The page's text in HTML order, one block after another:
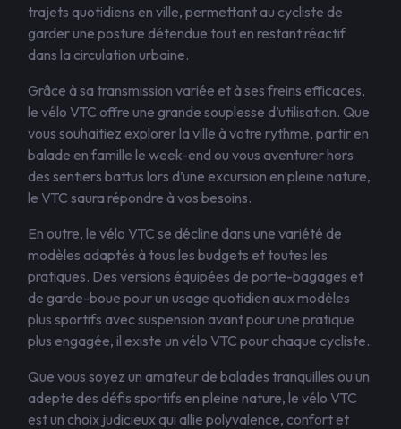
trajets quotidiens en ville, permettant au cycliste de
garder une posture détendue tout en restant réactif
dans la circulation urbaine.
Grâce à sa transmission variée et à ses freins efficaces,
le vélo VTC offre une grande souplesse d’utilisation. Que
vous souhaitiez explorer la ville à votre rythme, partir en
balade en famille le week-end ou vous aventurer hors
des sentiers battus lors d’une excursion en pleine nature,
le VTC saura répondre à vos besoins.
En outre, le vélo VTC se décline dans une variété de
modèles adaptés à tous les budgets et toutes les
pratiques. Des versions équipées de porte-bagages et
de garde-boue pour un usage quotidien aux modèles
plus sportifs avec suspension avant pour une pratique
plus engagée, il existe un vélo VTC pour chaque cycliste.
Que vous soyez un amateur de balades tranquilles ou un
adepte des défis sportifs en pleine nature, le vélo VTC
est un choix judicieux qui allie polyvalence, confort et